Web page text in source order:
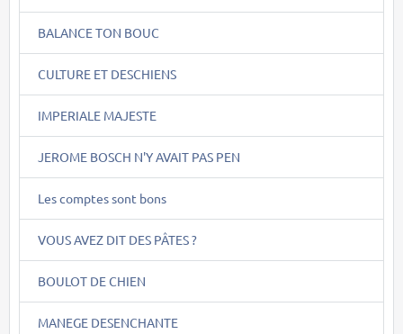
BALANCE TON BOUC
CULTURE ET DESCHIENS
IMPERIALE MAJESTE
JEROME BOSCH N'Y AVAIT PAS PEN
Les comptes sont bons
VOUS AVEZ DIT DES PÂTES ?
BOULOT DE CHIEN
MANEGE DESENCHANTE